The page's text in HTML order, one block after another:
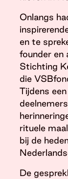
Onlangs
en te
founder en
Stichting
die
Tijdens
rituele
bij de
De